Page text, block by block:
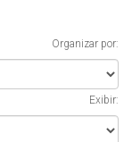
Organizar por:
Exibir: